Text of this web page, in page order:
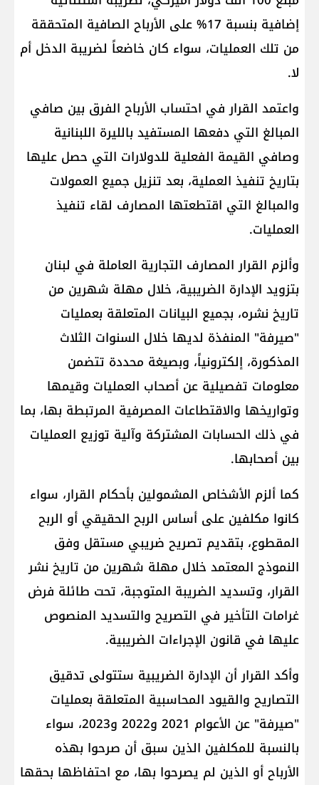
إضافية بنسبة 17% على الأرباح الصافية المتحققة
من تلك العمليات، سواء كان خاضعاً لضريبة الدخل أم
لا.
واعتمد القرار في احتساب الأرباح الفرق بين صافي
المبالغ التي دفعها المستفيد بالليرة ال​لبنان​ية
وصافي القيمة الفعلية للدولارات التي حصل عليها
بتاريخ تنفيذ العملية، بعد تنزيل جميع العمولات
والمبالغ التي اقتطعتها المصارف لقاء تنفيذ
العمليات.
وألزم القرار المصارف التجارية العاملة في لبنان
بتزويد الإدارة الضريبية، خلال مهلة شهرين من
تاريخ نشره، بجميع البيانات المتعلقة بعمليات
"صيرفة" المنفذة لديها خلال السنوات الثلاث
المذكورة، إلكترونياً، وبصيغة محددة تتضمن
معلومات تفصيلية عن أصحاب العمليات وقيمها
وتواريخها والاقتطاعات المصرفية المرتبطة بها، بما
في ذلك الحسابات المشتركة وآلية توزيع العمليات
بين أصحابها.
كما ألزم الأشخاص المشمولين بأحكام القرار، سواء
كانوا مكلفين على أساس الربح الحقيقي أو الربح
المقطوع، بتقديم تصريح ضريبي مستقل وفق
النموذج المعتمد خلال مهلة شهرين من تاريخ نشر
القرار، وتسديد الضريبة المتوجبة، تحت طائلة فرض
غرامات التأخير في التصريح والتسديد المنصوص
عليها في قانون الإجراءات الضريبية.
وأكد القرار أن الإدارة الضريبية ستتولى تدقيق
التصاريح والقيود المحاسبية المتعلقة بعمليات
"صيرفة" عن الأعوام 2021 و2022 و2023، سواء
بالنسبة للمكلفين الذين سبق أن صرحوا بهذه
الأرباح أو الذين لم يصرحوا بها، مع احتفاظها بحقها